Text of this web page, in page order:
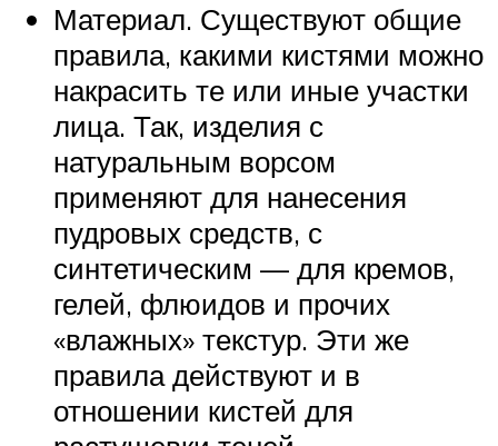
Материал. Существуют общие
правила, какими кистями можно
накрасить те или иные участки
лица. Так, изделия с
натуральным ворсом
применяют для нанесения
пудровых средств, с
синтетическим — для кремов,
гелей, флюидов и прочих
«влажных» текстур. Эти же
правила действуют и в
отношении кистей для